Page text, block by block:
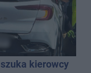
kierowcy